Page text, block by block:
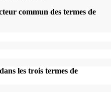
commun des termes de
les trois termes de